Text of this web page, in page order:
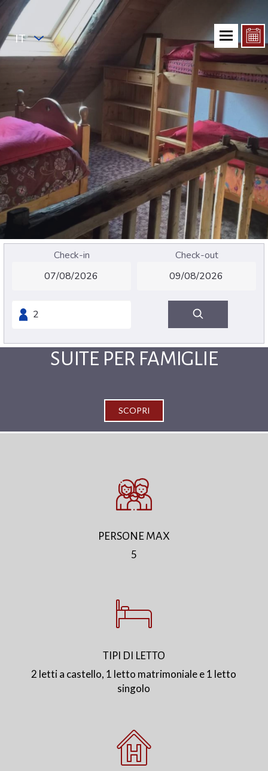
IT
Check-in Check-out
SUITE PER FAMIGLIE
SCOPRI
PERSONE MAX
5
TIPI DI LETTO
2 letti a castello, 1 letto matrimoniale e 1 letto
singolo